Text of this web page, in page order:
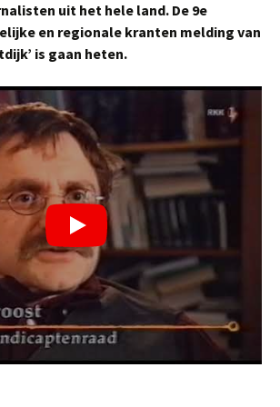
uit het hele land. De 9e
en regionale kranten melding van
is gaan heten.